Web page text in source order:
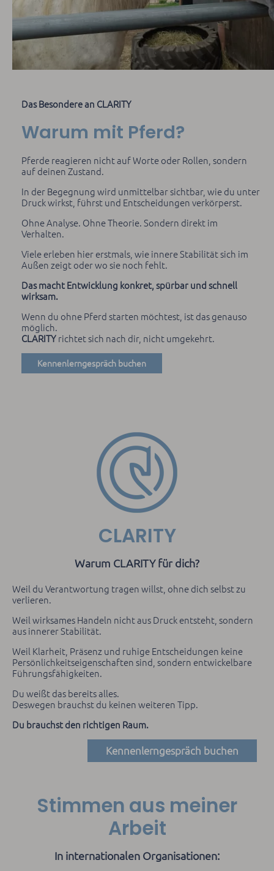
Das Besondere an CLARITY
Warum mit Pferd?
Pferde reagieren nicht auf Worte oder Rollen, sondern
auf deinen Zustand.
In der Begegnung wird unmittelbar sichtbar, wie du unter
Druck wirkst, führst und Entscheidungen verkörperst.
Ohne Analyse. Ohne Theorie. Sondern direkt im
Verhalten.
Viele erleben hier erstmals, wie innere Stabilität sich im
Außen zeigt oder wo sie noch fehlt.
Das macht Entwicklung konkret, spürbar und schnell
wirksam.
Wenn du ohne Pferd starten möchtest, ist das genauso
möglich.
CLARITYrichtet sich nach dir, nicht umgekehrt.
Kennenlerngespräch buchen
CLARITY
Warum CLARITY für dich?
Weil du Verantwortung tragen willst, ohne dich selbst zu
verlieren.
Weil wirksames Handeln nicht aus Druck entsteht, sondern
aus innerer Stabilität.
Weil Klarheit, Präsenz und ruhige Entscheidungen keine
Persönlichkeitseigenschaften sind, sondern entwickelbare
Führungsfähigkeiten.
Du weißt das bereits alles.
Deswegen brauchst du keinen weiteren Tipp.
Du brauchst den richtigen Raum.
Kennenlerngespräch buchen
Stimmen aus meiner
Arbeit
In internationalen Organisationen: